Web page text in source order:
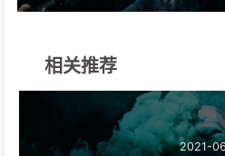
相关推荐
2021-